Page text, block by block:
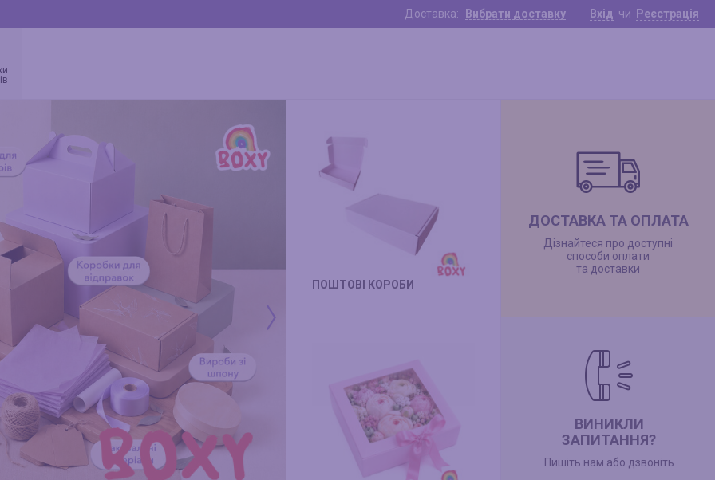
Вхід чи Реєстрація
Доставка: Вибрати доставку
ПОШТОВІ КОРОБИ
ДОСТАВКА ТА ОПЛАТА
Дізнайтеся про доступні
способи оплати
та доставки
ВИНИКЛИ
ЗАПИТАННЯ?
Пишіть нам або дзвоніть